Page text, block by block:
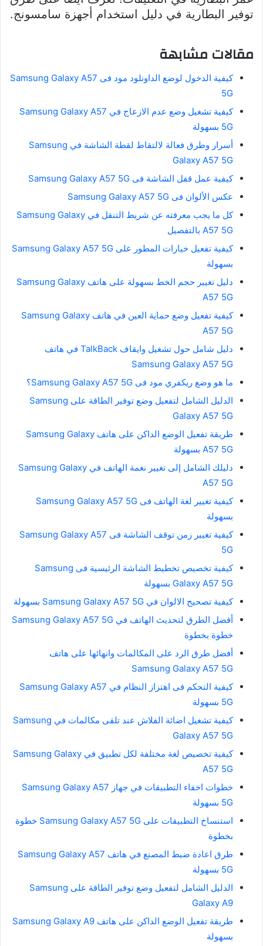
توفير البطارية في دليل استخدام أجهزة سامسونج.
مقالات مشابهة
كيفية الدخول لوضع الداونلود مود فى Samsung Galaxy A57
5G
كيفية تشغيل وضع عدم الازعاج في Samsung Galaxy A57
5G بسهولة
أسرار وطرق فعالة لالتقاط لقطة الشاشة في Samsung
Galaxy A57 5G
كيفية عمل قفل الشاشة فى Samsung Galaxy A57 5G
عكس الألوان فى Samsung Galaxy A57 5G
كل ما يجب معرفته عن شريط التنقل في Samsung Galaxy
A57 5G بالتفصيل
كيفية تفعيل خيارات المطور على Samsung Galaxy A57 5G
بسهولة
دليل تغيير حجم الخط بسهولة على هاتف Samsung Galaxy
A57 5G
كيفية تفعيل وضع حماية العين في هاتف Samsung Galaxy
A57 5G
دليل شامل حول تشغيل وايقاف TalkBack في هاتف
Samsung Galaxy A57 5G
ما هو وضع ريكفري مود فى Samsung Galaxy A57 5G؟
الدليل الشامل لتفعيل وضع توفير الطاقة على Samsung
Galaxy A57 5G
طريقة تفعيل الوضع الداكن على هاتف Samsung Galaxy
A57 5G بسهولة
دليلك الشامل إلى تغيير نغمة الهاتف في Samsung Galaxy
A57 5G
كيفية تغيير لغة الهاتف فى Samsung Galaxy A57 5G
بسهولة
كيفية تغيير زمن توقف الشاشة فى Samsung Galaxy A57
5G
كيفية تخصيص تخطيط الشاشة الرئيسية فى Samsung
Galaxy A57 5G بسهولة
كيفية تصحيح الالوان في Samsung Galaxy A57 5G بسهولة
أفضل الطرق لتحديث الهاتف في Samsung Galaxy A57 5G
خطوة بخطوة
أفضل طرق الرد على المكالمات وانهائها على هاتف
Samsung Galaxy A57 5G
كيفية التحكم فى اهتزاز النظام في Samsung Galaxy A57
5G بسهولة
كيفية تشغيل اضائة الفلاش عند تلقى مكالمات في Samsung
Galaxy A57 5G
كيفية تخصيص لغة مختلفة لكل تطبيق في Samsung Galaxy
A57 5G
خطوات اخفاء التطبيقات في جهاز Samsung Galaxy A57
5G بسهولة
استنساخ التطبيقات على Samsung Galaxy A57 5G خطوة
بخطوة
طرق اعادة ضبط المصنع في هاتف Samsung Galaxy A57
5G بسهولة
الدليل الشامل لتفعيل وضع توفير الطاقة على Samsung
Galaxy A9
طريقة تفعيل الوضع الداكن على هاتف Samsung Galaxy A9
بسهولة